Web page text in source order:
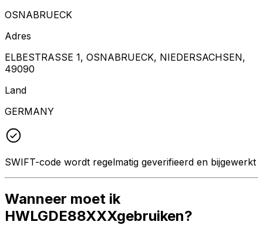
OSNABRUECK
Adres
ELBESTRASSE 1, OSNABRUECK, NIEDERSACHSEN,
49090
Land
GERMANY
SWIFT-code wordt regelmatig geverifieerd en bijgewerkt
Wanneer moet ik
HWLGDE88XXXgebruiken?